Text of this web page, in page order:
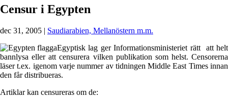
Censur i Egypten
dec 31, 2005 | Saudiarabien, Mellanöstern m.m.
Egyptisk lag ger Informationsministeriet rätt att helt
bannlysa eller att censurera vilken publikation som helst. Censorerna
läser t.ex. igenom varje nummer av tidningen Middle East Times innan
den får distribueras.
Artiklar kan censureras om de: